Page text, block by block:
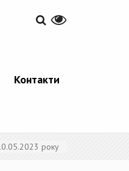
Контакти
року